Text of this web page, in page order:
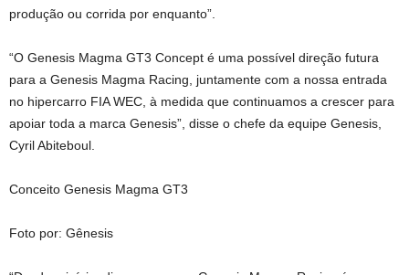
produção ou corrida por enquanto”.
“O Genesis Magma GT3 Concept é uma possível direção futura
para a Genesis Magma Racing, juntamente com a nossa entrada
no hipercarro FIA WEC, à medida que continuamos a crescer para
apoiar toda a marca Genesis”, disse o chefe da equipe Genesis,
Cyril Abiteboul.
Conceito Genesis Magma GT3
Foto por: Gênesis